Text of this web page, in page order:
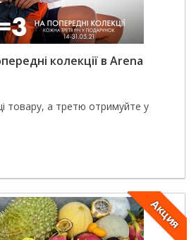
колекції в Arena
товару, а третю отримуйте у
Акция